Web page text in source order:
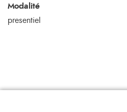
Modalité
presentiel